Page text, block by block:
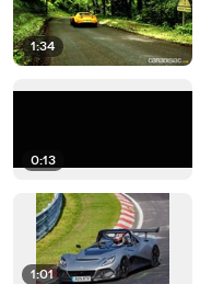
1:34
0:13
1:01